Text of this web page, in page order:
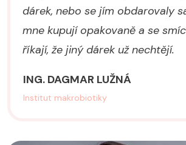
dárek, nebo se jím obdarovaly
mne kupují opakovaně a se
říkají, že jiný dárek už nechtějí.
ING. DAGMAR LUŽNÁ
Institut makrobiotiky